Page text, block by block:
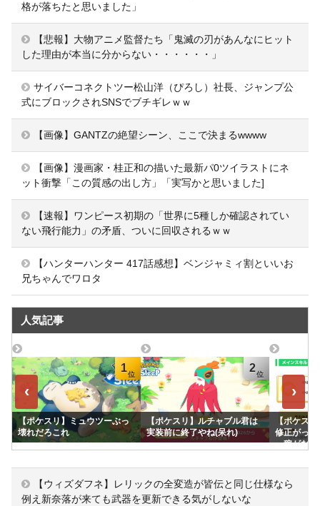
格が落ちたと思いました」
【悲報】大物アニメ監督たち「鬼滅の刃があんなにヒット
した理由が本当に分からない・・・・・・」
サイバーコネクトツー松山洋（ぴろし）社長、ジャンプ公
式にブロックされSNSでブチギレｗｗ
【画像】GANTZの絶望シーン、ここで決まるwwww
【画像】漫画家・桂正和の描いた最新パ0ツイラストにネ
ット衝撃「この質感の出し方」「実写かと思いました]
【速報】ワンピース初期の「世界に5種しか確認されてい
ない飛行能力」の矛盾、ついに回収されるｗｗ
【ハンターハンター 417話感想】ベンジャミィ割といいお
兄ちゃんでワロタ
人気記事
‹
1
【ポケスリ】ミュウツーぶっ
壊れだろこれ
2
【ポケスリ】ルチャブル君は
実装前に終了やね(呆れ)
【ポケス
修正がっ
ー稼がな
›
【ウィズダフネ】レリックの全変造が皆伝と同じ仕様なら
例え新奈落が来ても武器を更新できる気がしないな